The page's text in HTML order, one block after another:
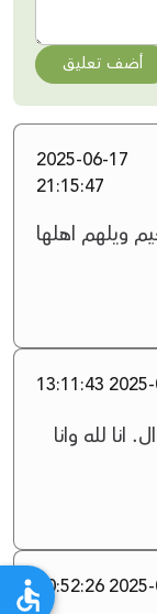
أضف تعليق
2025-06-17
21:15:47
ويلهم اهلها
2025-06-
انا لله وانا
2025-06-